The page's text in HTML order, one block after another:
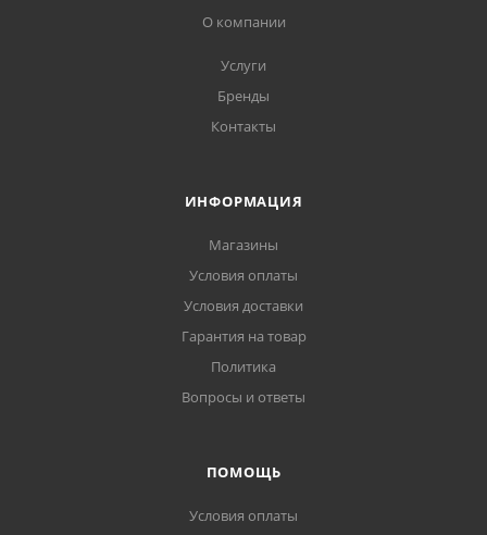
О компании
Услуги
Бренды
Контакты
ИНФОРМАЦИЯ
Магазины
Условия оплаты
Условия доставки
Гарантия на товар
Политика
Вопросы и ответы
ПОМОЩЬ
Условия оплаты